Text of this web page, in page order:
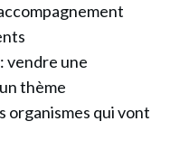
vendre une
thème
organismes qui vont